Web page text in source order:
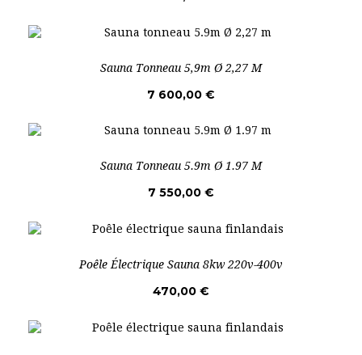
Sauna Tonneau 5,9m Ø 2,27 M
7 600,00 €
Sauna Tonneau 5.9m Ø 1.97 M
7 550,00 €
Poêle Électrique Sauna 8kw 220v-400v
470,00 €